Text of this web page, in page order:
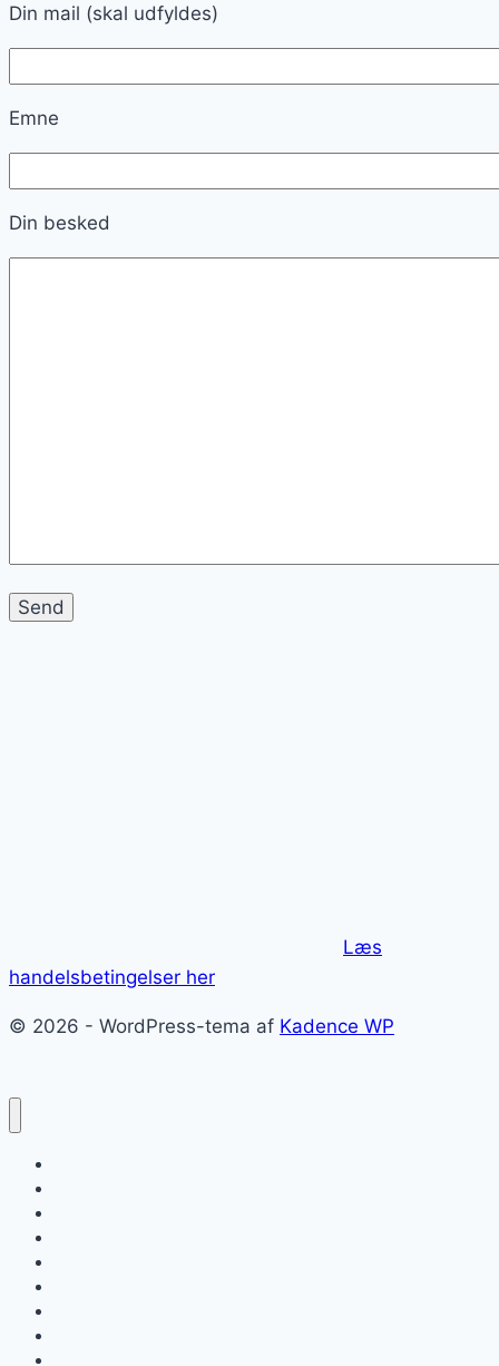
Din mail (skal udfyldes)
Emne
Din besked
Læs
handelsbetingelser her
© 2026 - WordPress-tema af Kadence WP